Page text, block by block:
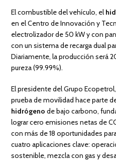
El combustible del vehículo, el
en el Centro de Innovación y
electrolizador de 50 kW y con
con un sistema de recarga dual
Diariamente, la producción será
pureza (99.99%).
El presidente del Grupo
prueba de movilidad hace parte
hidrógeno de bajo carbono,
lograr cero emisiones netas de
con más de 18 oportunidades
cuatro aplicaciones clave:
sostenible, mezcla con gas y